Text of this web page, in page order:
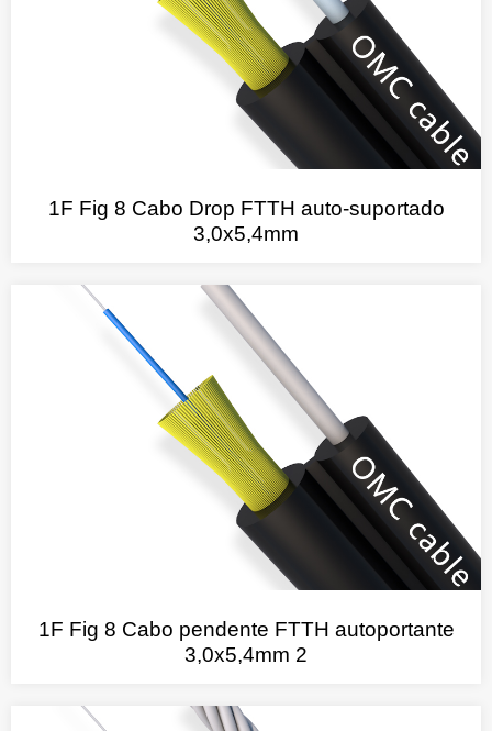
1F Fig 8 Cabo Drop FTTH auto-suportado
3,0x5,4mm
1F Fig 8 Cabo pendente FTTH autoportante
3,0x5,4mm 2